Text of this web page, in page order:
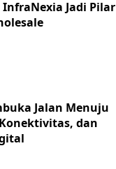
Jadi Pilar
Jalan Menuju
dan